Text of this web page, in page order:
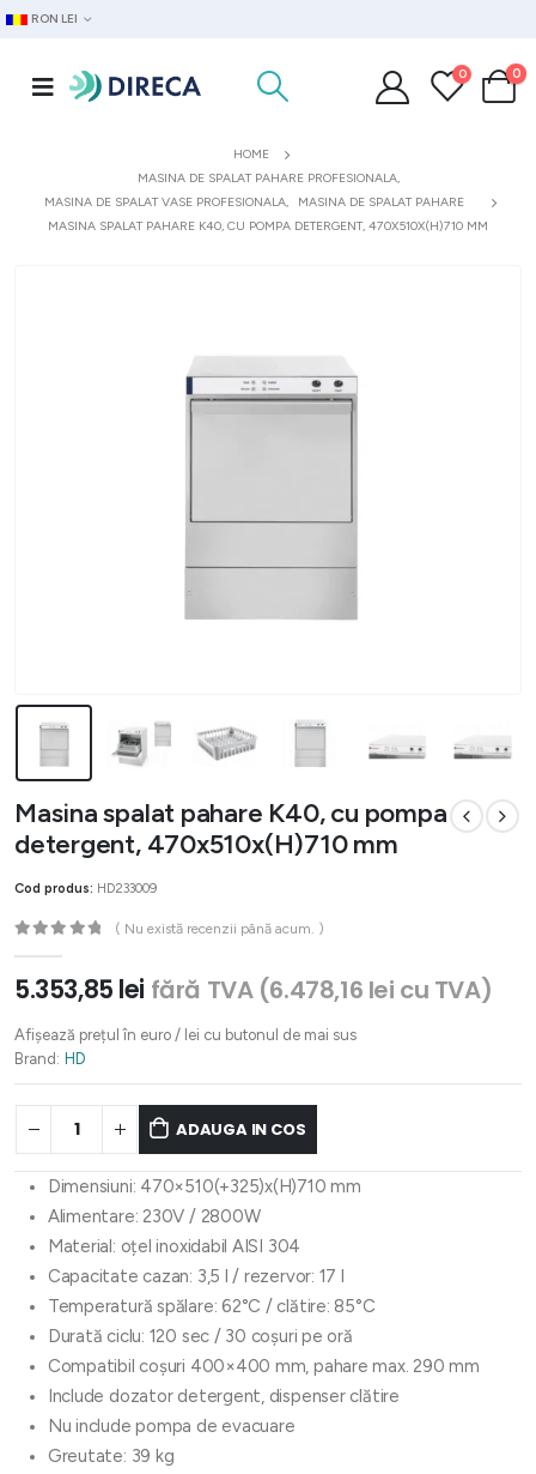
RON LEI
0 0
HOME
MASINA DE SPALAT PAHARE PROFESIONALA,
MASINA DE SPALAT VASE PROFESIONALA,
MASINA DE SPALAT PAHARE
MASINA SPALAT PAHARE K40, CU POMPA DETERGENT, 470X510X(H)710 MM
Masina spalat pahare K40, cu pompa
detergent, 470x510x(H)710 mm
Cod produs: HD233009
( Nu există recenzii până acum. )
5.353,85 lei fără TVA (6.478,16 lei cu TVA)
Afișează prețul în euro / lei cu butonul de mai sus
Brand: HD
ADAUGA IN COS
Dimensiuni: 470×510(+325)x(H)710 mm
Alimentare: 230V / 2800W
Material: oțel inoxidabil AISI 304
Capacitate cazan: 3,5 l / rezervor: 17 l
Temperatură spălare: 62°C / clătire: 85°C
Durată ciclu: 120 sec / 30 coșuri pe oră
Compatibil coșuri 400×400 mm, pahare max. 290 mm
Include dozator detergent, dispenser clătire
Nu include pompa de evacuare
Greutate: 39 kg